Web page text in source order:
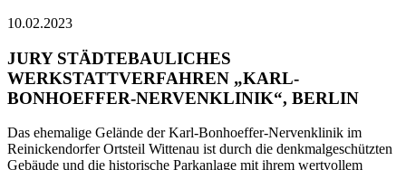
10.02.2023
JURY STÄDTEBAULICHES
WERKSTATTVERFAHREN „KARL-
BONHOEFFER-NERVENKLINIK“, BERLIN
Das ehemalige Gelände der Karl-Bonhoeffer-Nervenklinik im
Reinickendorfer Ortsteil Wittenau ist durch die denkmalgeschützten
Gebäude und die historische Parkanlage mit ihrem wertvollem